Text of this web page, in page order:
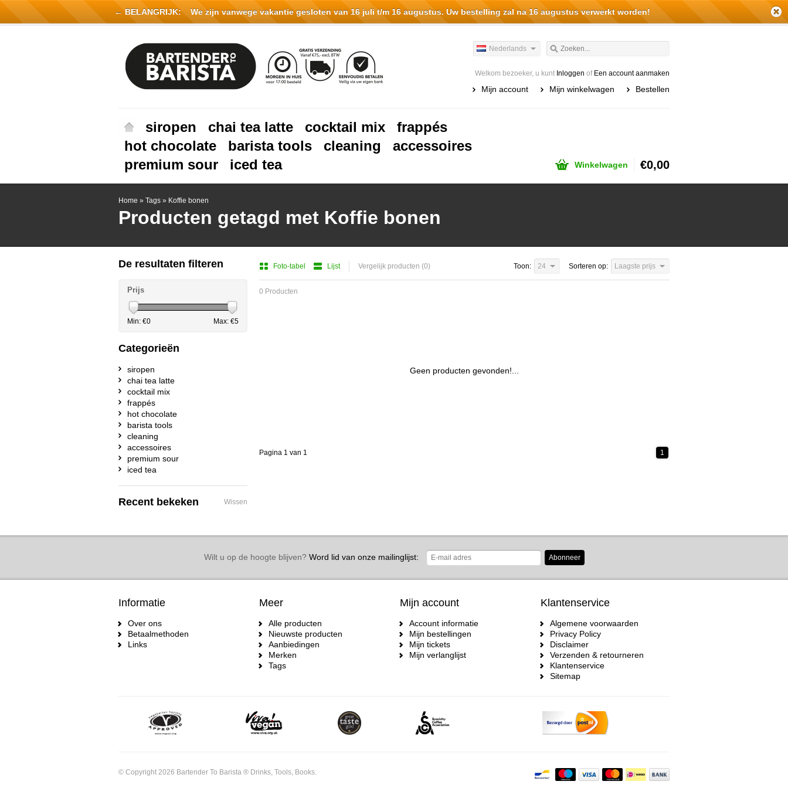
Nederlands
Welkom bezoeker, u kunt Inloggen of Een account aanmaken
Mijn account Mijn winkelwagen Bestellen
siropen chai tea latte cocktail mix
frappés
hot chocolate
barista tools cleaning
accessoires
premium sour
iced tea Winkelwagen €0,00
Home » Tags » Koffie bonen
Producten getagd met Koffie bonen
Foto-tabel Lijst Vergelijk producten (0) Sorteren op: Laagste prijs
Toon: 24
0 Producten
Geen producten gevonden!...
Pagina 1 van 1 1
De resultaten filteren
Prijs
Min: €0 Max: €5
Categorieën
siropen
chai tea latte
cocktail mix
frappés
hot chocolate
barista tools
cleaning
accessoires
premium sour
iced tea
Recent bekeken Wissen
Wilt u op de hoogte blijven?Word lid van onze mailinglijst: Abonneer
Informatie
Over ons
Betaalmethoden
Links
Meer
Alle producten
Nieuwste producten
Aanbiedingen
Merken
Tags
Mijn account
Account informatie
Mijn bestellingen
Mijn tickets
Mijn verlanglijst
Klantenservice
Algemene voorwaarden
Privacy Policy
Disclaimer
Verzenden & retourneren
Klantenservice
Sitemap
© Copyright 2026 Bartender To Barista ® Drinks, Tools, Books.
← BELANGRIJK:We zijn vanwege vakantie gesloten van 16 juli t/m 16 augustus. Uw bestelling zal na 16 augustus verwerkt worden!